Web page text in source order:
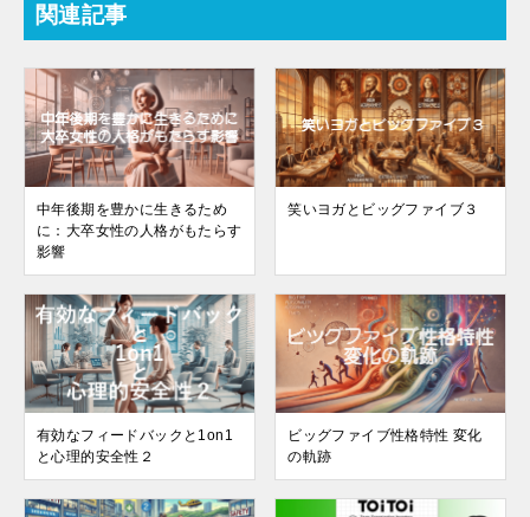
関連記事
中年後期を豊かに生きるため
に：大卒女性の人格がもたらす
影響
笑いヨガとビッグファイブ３
有効なフィードバックと1on1
と心理的安全性２
ビッグファイブ性格特性 変化
の軌跡